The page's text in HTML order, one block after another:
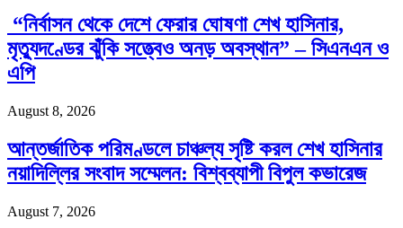
“নির্বাসন থেকে দেশে ফেরার ঘোষণা শেখ হাসিনার,
মৃত্যুদণ্ডের ঝুঁকি সত্ত্বেও অনড় অবস্থান” – সিএনএন ও
এপি
August 8, 2026
আন্তর্জাতিক পরিমণ্ডলে চাঞ্চল্য সৃষ্টি করল শেখ হাসিনার
নয়াদিল্লির সংবাদ সম্মেলন: বিশ্বব্যাপী বিপুল কভারেজ
August 7, 2026